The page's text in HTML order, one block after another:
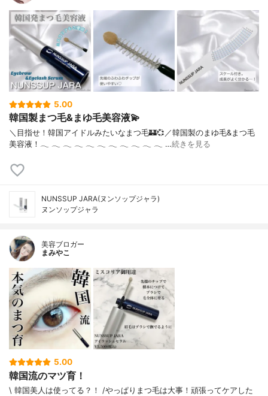
5.00
韓国製まつ毛&まゆ毛美容液💫
＼目指せ！韓国アイドルみたいなまつ毛🏰💞／韓国製のまゆ毛&まつ毛
美容液！‪𓂃‬ ‪𓂃‬ ‪𓂃‬ ‪𓂃‬ ‪𓂃‬ ‪𓂃‬ ‪𓂃‬ ‪𓂃‬ ‪𓂃‬ ‪𓂃‬ ‪𓂃‬ …続きを見る
NUNSSUP JARA(ヌンソップジャラ)
ヌンソップジャラ
美容ブロガー
まみやこ
5.00
韓国流のマツ育！
\ 韓国美人は使ってる？！ /⁡やっぱりまつ毛は大事！頑張ってケアした